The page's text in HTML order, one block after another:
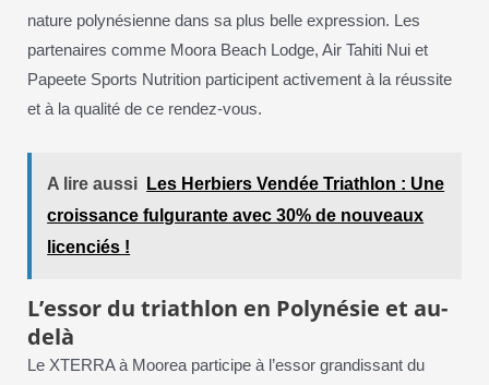
nature polynésienne dans sa plus belle expression. Les
partenaires comme Moora Beach Lodge, Air Tahiti Nui et
Papeete Sports Nutrition participent activement à la réussite
et à la qualité de ce rendez-vous.
A lire aussi
Les Herbiers Vendée Triathlon : Une
croissance fulgurante avec 30% de nouveaux
licenciés !
L’essor du triathlon en Polynésie et au-
delà
Le XTERRA à Moorea participe à l’essor grandissant du